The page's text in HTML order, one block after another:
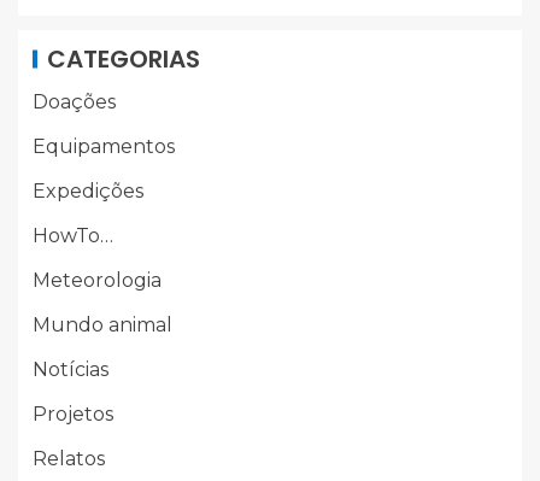
CATEGORIAS
Doações
Equipamentos
Expedições
HowTo…
Meteorologia
Mundo animal
Notícias
Projetos
Relatos